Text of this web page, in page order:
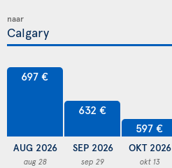
naar
697 €
AUG 2026
aug 28
632 €
SEP 2026
sep 29
597 €
OKT 2026
okt 13